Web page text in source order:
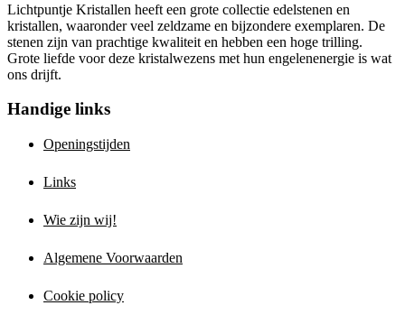
Lichtpuntje Kristallen heeft een grote collectie edelstenen en
kristallen, waaronder veel zeldzame en bijzondere exemplaren. De
stenen zijn van prachtige kwaliteit en hebben een hoge trilling.
Grote liefde voor deze kristalwezens met hun engelenenergie is wat
ons drijft.
Handige links
Openingstijden
Links
Wie zijn wij!
Algemene Voorwaarden
Cookie policy